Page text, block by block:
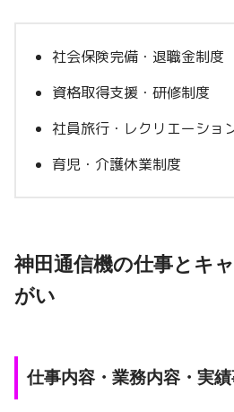
社会保険完備・退職金制度
資格取得支援・研修制度
社員旅行・レクリエーショ
育児・介護休業制度
神田通信機の仕事とキ
がい
仕事内容・業務内容・実績